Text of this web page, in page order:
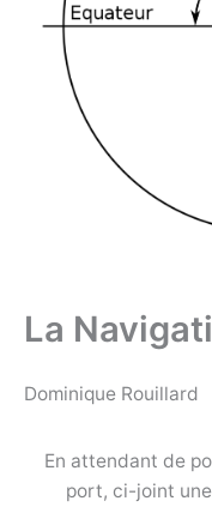
La
Dominique Rouillard
En attendant de
port, ci-joint